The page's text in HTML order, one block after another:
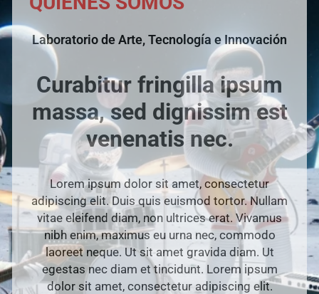
Laboratorio de Arte, Tecnología e Innovación
Curabitur fringilla ipsum
massa, sed dignissim est
venenatis nec.
Lorem ipsum dolor sit amet, consectetur
adipiscing elit. Duis quis euismod tortor. Nullam
vitae eleifend diam, non ultrices erat. Vivamus
nibh enim, maximus eu urna nec, commodo
laoreet neque. Ut sit amet gravida diam. Ut
egestas nec diam et tincidunt. Lorem ipsum
dolor sit amet, consectetur adipiscing elit.